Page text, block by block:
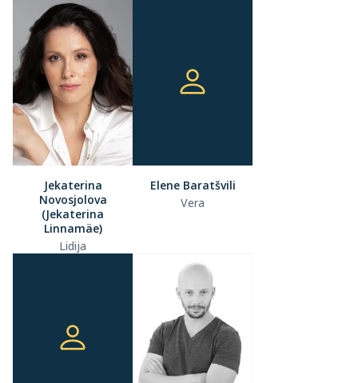
Jekaterina
Novosjolova
(Jekaterina
Linnamäe)
Lidija
Elene Baratšvili
Vera